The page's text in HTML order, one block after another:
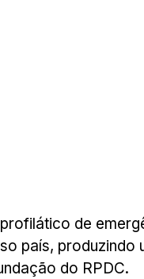
de
país, produzindo
do RPDC.